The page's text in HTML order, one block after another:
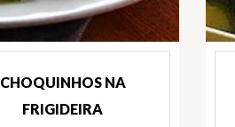
CHOQUINHOS NA
FRIGIDEIRA